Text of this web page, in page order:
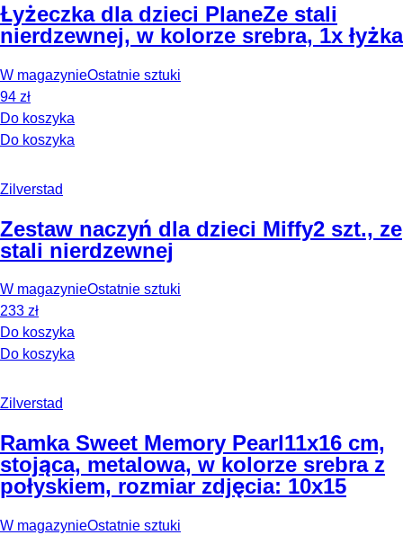
Łyżeczka dla dzieci PlaneZe stali
nierdzewnej, w kolorze srebra, 1x łyżka
W magazynieOstatnie sztuki
94 zł
Do koszyka
Do koszyka
Zilverstad
Zestaw naczyń dla dzieci Miffy2 szt., ze
stali nierdzewnej
W magazynieOstatnie sztuki
233 zł
Do koszyka
Do koszyka
Zilverstad
Ramka Sweet Memory Pearl11x16 cm,
stojąca, metalowa, w kolorze srebra z
połyskiem, rozmiar zdjęcia: 10x15
W magazynieOstatnie sztuki